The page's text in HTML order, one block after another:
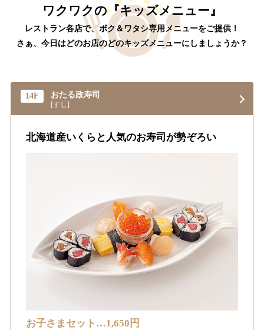
ワクワクの『キッズメニュー』
レストラン各店で、ボク＆ワタシ専用メニューをご提供！
さぁ、今日はどのお店のどのキッズメニューにしましょうか？
14F おたる政寿司
[すし]
北海道産いくらと人気のお寿司が勢ぞろい
お子さまセット…1,650円